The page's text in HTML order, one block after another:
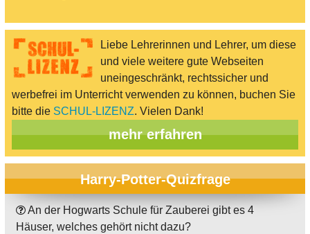
Liebe Lehrerinnen und Lehrer, um diese
und viele weitere gute Webseiten
uneingeschränkt, rechtssicher und
werbefrei im Unterricht verwenden zu können, buchen Sie
bitte die SCHUL-LIZENZ. Vielen Dank!
mehr erfahren
Harry-Potter-Quizfrage
An der Hogwarts Schule für Zauberei gibt es 4
Häuser, welches gehört nicht dazu?